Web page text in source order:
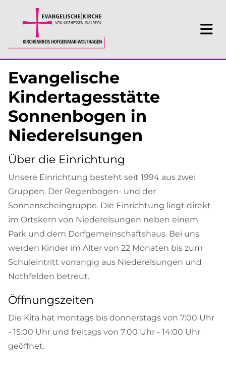
Evangelische
Kindertagesstätte
Sonnenbogen in
Niederelsungen
Über die Einrichtung
Unsere Einrichtung besteht seit 1994 aus zwei
Gruppen. Der Regenbogen- und der
Sonnenscheingruppe. Die Einrichtung liegt direkt
im Ortskern von Niederelsungen neben einem
Park und dem Dorfgemeinschaftshaus. Bei uns
werden Kinder im Alter von 22 Monaten bis zum
Schuleintritt vorrangig aus Niederelsungen und
Nothfelden betreut.
Öffnungszeiten
Die Kita hat montags bis donnerstags von 7:00 Uhr
- 15:00 Uhr und freitags von 7:00 Uhr - 14:00 Uhr
geöffnet.